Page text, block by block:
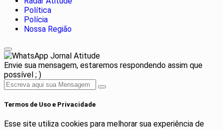
Política
Polícia
Nossa Região
Jornal Atitude
Envie sua mensagem, estaremos respondendo assim que
possível ; )
Termos de Uso e Privacidade
Esse site utiliza cookies para melhorar sua experiência de